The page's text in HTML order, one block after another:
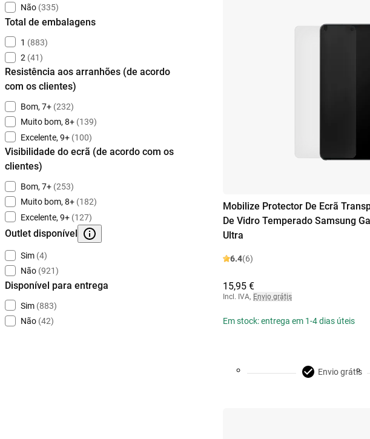
Não (335)
Total de embalagens
1 (883)
2 (41)
Resistência aos arranhões (de acordo
com os clientes)
Bom, 7+ (232)
Muito bom, 8+ (139)
Excelente, 9+ (100)
Visibilidade do ecrã (de acordo com os
clientes)
Bom, 7+ (253)
Muito bom, 8+ (182)
Excelente, 9+ (127)
Outlet disponível
Sim (4)
Não (921)
Disponível para entrega
Sim (883)
Não (42)
Mobilize Protector De Ecrã
De Vidro Temperado Samsung
Ultra
6.4(6)
15,95 €
Incl. IVA, Envio grátis
Em stock: entrega em 1-4 dias úteis
Envio grátis